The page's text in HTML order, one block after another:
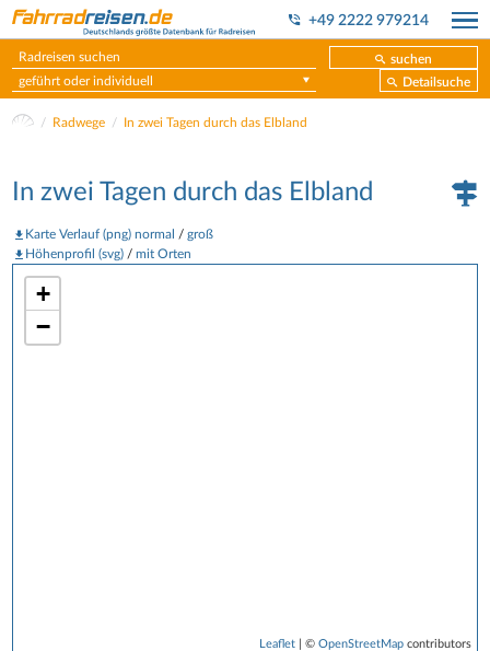
+49 2222 979214
suchen
geführt oder individuell
Detailsuche
Radwege In zwei Tagen durch das Elbland
+
−
Leaflet| © OpenStreetMapcontributors
In zwei Tagen durch das Elbland
Karte Verlauf (png) normal /groß
Höhenprofil (svg) /mit Orten